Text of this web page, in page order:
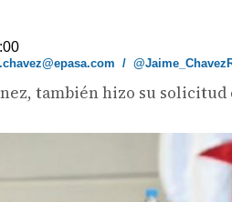
/
también hizo su